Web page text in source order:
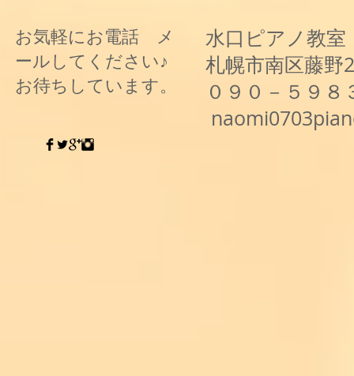
お気軽にお電話 メ
ールしてください♪
お待ちしています。
水口ピアノ教室
札幌市南区藤野
０９０－５９８